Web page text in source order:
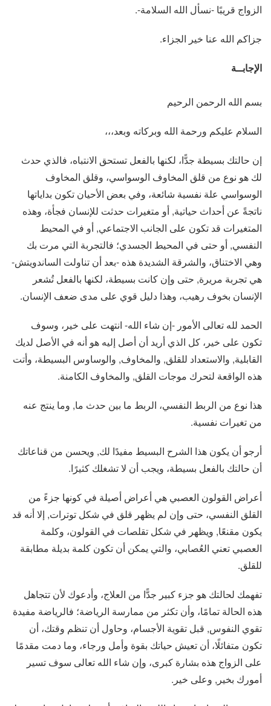
الزواج قريبًا -نسأل الله السلامة-.
جزاكم الله عنا خير الجزاء.
الإجابــة
بسم الله الرحمن الرحيم
السلام عليكم ورحمة الله وبركاته وبعد،،،
إن حالتك بسيطة جدًّا، لكنها بالفعل تستحق الانتباه، فالذي حدث
لك هو نوع من قلق المخاوف الوسواسي، وقلق المخاوف
الوسواسي علة نفسية شائعة، وفي بعض الأحيان تكون بداياتها
ناتجةً عن أحداث حياتية, أو متغيرات حدثت للإنسان فجأة، وهذه
المتغيرات قد تكون على الجانب الاجتماعي, أو في المحيط
النفسي, أو حتى في المحيط الجسدي؛ فالتجربة التي مرت بك
وهي الاختناق، والشرقة الشديدة هذه -بعد أن تناولت الساندويتش-
هي تجربة مريرة, حتى وإن كانت بسيطة، لكنها بالفعل تُشعر
الإنسان بخوف رهيب، وهذا دليل قوي على مدى ضعف الإنسان.
الحمد لله تعالى الأمور -إن شاء الله- انتهت على خير، وسوف
تكون على خير، كل الذي أريد أن أصل إليه هو أنه في الأصل لديك
القابلية, والاستعداد للقلق, والمخاوف, والوساوس البسيطة، وأتت
هذه الواقعة لتحرك موجات القلق, والمخاوف الكامنة.
هذا نوع من الربط النفسي، الربط ما بين حدث ما, وما ينتج عنه
من تغيرات نفسية.
أرجو أن يكون هذا الشرح البسيط مفيدًا لك, ويحسن من قناعاتك
أن حالتك بالفعل بسيطة، ويجب أن لا تشغلك كثيرًا.
أعراض القولون العصبي هي أعراض أصيلة في كونها جزءً من
القلق النفسي، حتى وإن لم يظهر قلق في شكل توترات, إلا أنه قد
يكون مقنعًا, ويظهر في شكل تقلصات في القولون، وكلمة
العصبي تعني العُصابي، والتي يمكن أن تكون كلمة بديلة مطابقة
للقلق.
تفهمك لحالتك هو جزء كبير جدًّا من العلاج، وأدعوك لأن تتجاهل
هذه الحالة تمامًا، وأن تكثر من ممارسة الرياضة؛ فالرياضة مفيدة
تقوي النفوس, قبل تقوية الأجسام، وحاول أن تنظم وقتك، أن
تكون متفائلًا، أن تعيش حياتك بقوة وأمل ورجاء، وما دمت مقدمًا
على الزواج هذه بشارة كبرى، وإن شاء الله تعالى سوف تسير
أمورك بخير, وعلى خير.